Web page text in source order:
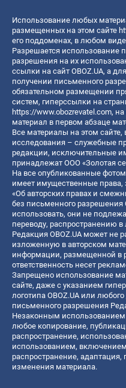
Использование любых
размещенных на этом сайте
его поддоменах, в любом
Разрешается использование
разрешения на их
ссылки на сайт OBOZ.UA, а
получении письменного
обязательном размещении
систем, гиперссылки на
https://www.obozrevatel.com,
материал в первом абзаце
Все материалы на этом сайте,
исследования – служебные
редакции, исключительные
принадлежат ООО «Золотая
На все опубликованные
имеет имущественные
«Об авторских правах и
без письменного разрешения
использовать, они не
переводу, распространению
Редакция OBOZ.UA может не
изложенную в авторском
информации, размещенной в
ответственность несет
Запрещено использование
сайте, даже с указанием
логотипа OBOZ.UA или
письменного разрешения
Незаконным использованием
любое копирование,
распространение,
использованием, включением
распространение,
изменения материала.